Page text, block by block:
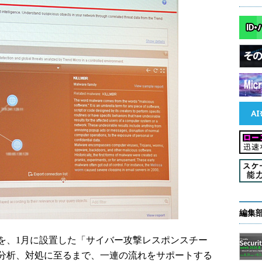
1月に設置した「サイバー攻撃レスポンスチー
析、対処に至るまで、一連の流れをサポートする
編集